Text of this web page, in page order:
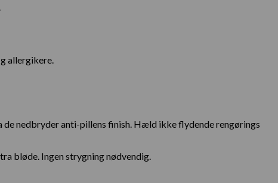
allergikere.
de nedbryder anti-pillens finish. Hæld ikke flydende rengørings
bløde. Ingen strygning nødvendig.